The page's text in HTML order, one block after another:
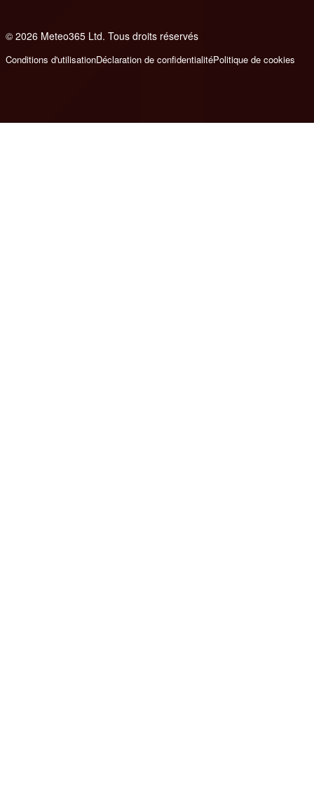
© 2026 Meteo365 Ltd. Tous droits réservés
Conditions d'utilisationDéclaration de confidentialitéPolitique de cookies